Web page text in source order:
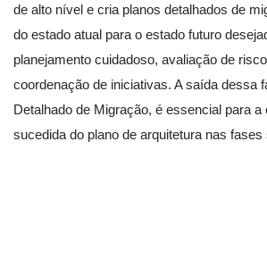
de alto nível e cria planos detalhados de
do estado atual para o estado futuro
planejamento cuidadoso, avaliação de
coordenação de iniciativas. A saída dessa
Detalhado de Migração, é essencial para
sucedida do plano de arquitetura nas fases